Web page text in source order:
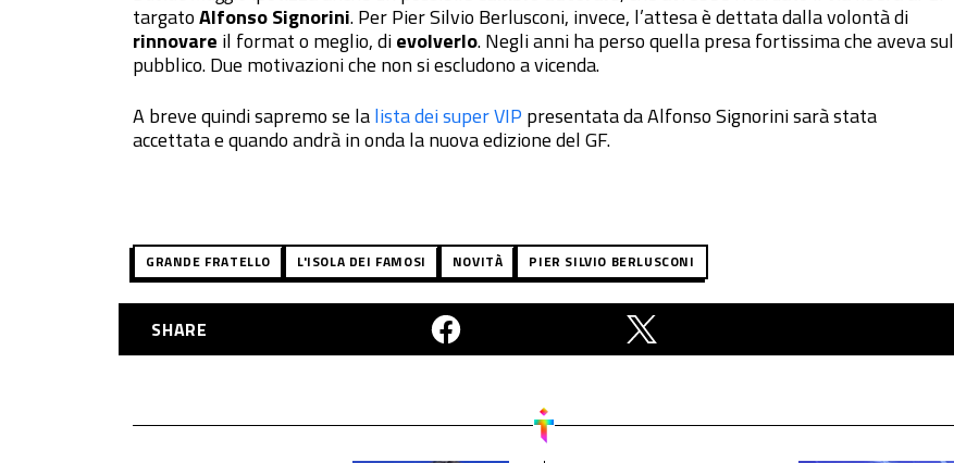
targatoAlfonso Signorini. Per Pier Silvio Berlusconi, invece, l’attesa è dettata dalla volontà di
rinnovare il format o meglio, dievolverlo. Negli anni ha perso quella presa fortissima che aveva sul
pubblico. Due motivazioni che non si escludono a vicenda.
A breve quindi sapremo se lalista dei super VIP presentata da Alfonso Signorini sarà stata
accettata e quando andrà in onda la nuova edizione del GF.
GRANDE FRATELLO L'ISOLA DEI FAMOSI NOVITÀ PIER SILVIO BERLUSCONI
SHARE